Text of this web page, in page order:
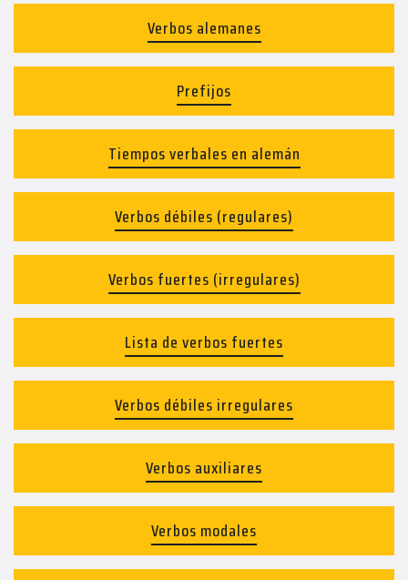
Verbos alemanes
Prefijos
Tiempos verbales en alemán
Verbos débiles (regulares)
Verbos fuertes (irregulares)
Lista de verbos fuertes
Verbos débiles irregulares
Verbos auxiliares
Verbos modales